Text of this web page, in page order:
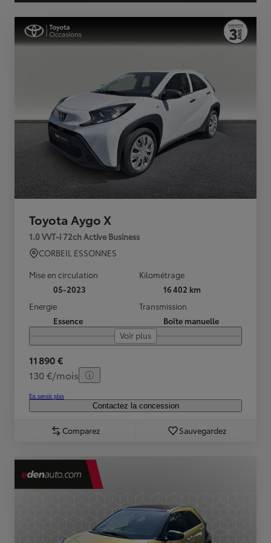
Toyota Aygo X
1.0 VVT-i 72ch Active Business
CORBEIL ESSONNES
Mise en circulation
05-2023
Kilométrage
16 402 km
Energie
Essence
Transmission
Boîte manuelle
Voir plus
11 890 €
130 €/mois
En savoir plus
Contactez la concession
Comparez Sauvegardez